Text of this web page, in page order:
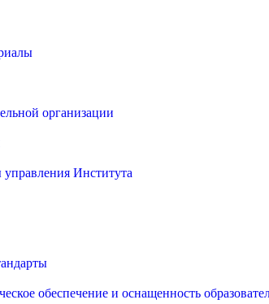
организации
Института
обеспечение и оснащенность